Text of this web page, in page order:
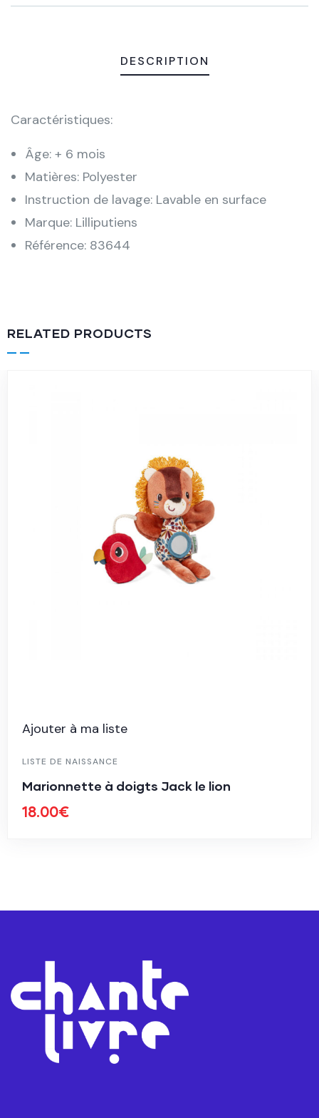
DESCRIPTION
Caractéristiques:
Âge: + 6 mois
Matières: Polyester
Instruction de lavage: Lavable en surface
Marque: Lilliputiens
Référence: 83644
RELATED PRODUCTS
Ajouter à ma liste
LISTE DE NAISSANCE
Marionnette à doigts Jack le lion
18.00€